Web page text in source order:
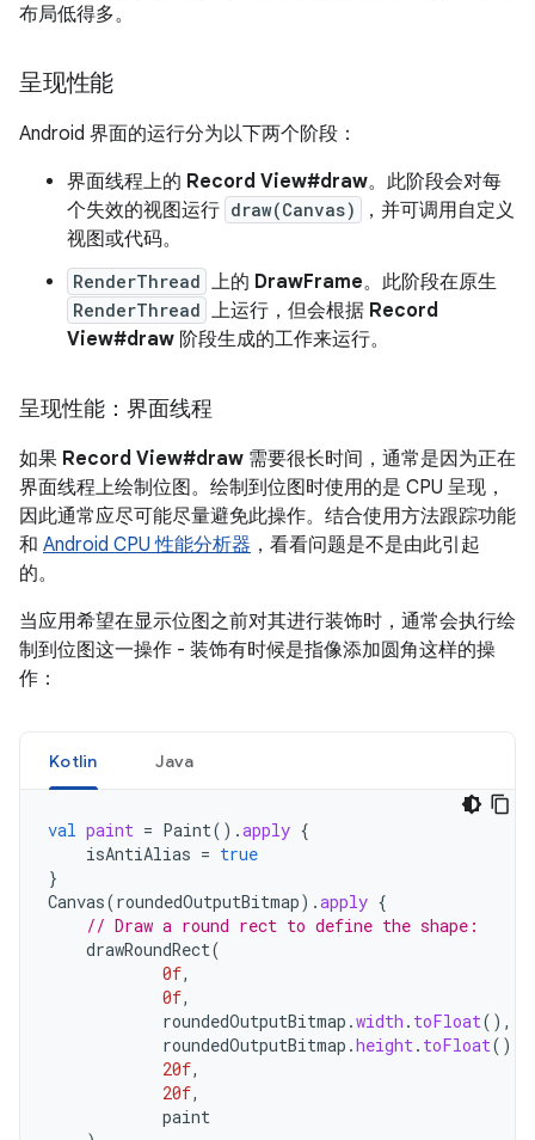
布局低得多。
呈现性能
Android 界面的运行分为以下两个阶段：
界面线程上的 Record View#draw。此阶段会对每
个失效的视图运行 draw(Canvas)
，并可调用自定义
视图或代码。
RenderThread 上的 DrawFrame。此阶段在原生
RenderThread 上运行，但会根据 Record
View#draw 阶段生成的工作来运行。
呈现性能：界面线程
如果 Record View#draw 需要很长时间，通常是因为正在
界面线程上绘制位图。绘制到位图时使用的是 CPU 呈现，
因此通常应尽可能尽量避免此操作。结合使用方法跟踪功能
和 Android CPU 性能分析器 ，看看问题是不是由此引起
的。
当应用希望在显示位图之前对其进行装饰时，通常会执行绘
制到位图这一操作 - 装饰有时候是指像添加圆角这样的操
作：
Kotlin Java
val paint = Paint().apply {
isAntiAlias = true
}
Canvas(roundedOutputBitmap).apply {
// Draw a round rect to define the shape:
drawRoundRect(
0f,
0f,
roundedOutputBitmap .width . toFloat(),
roundedOutputBitmap .height . toFloat(),
20f,
20f,
paint